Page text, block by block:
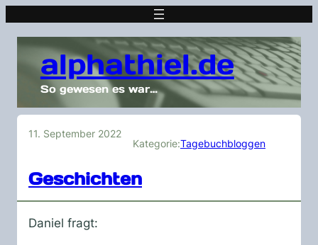
alphathiel.de
So gewesen es war…
11. September 2022
Kategorie:Tagebuchbloggen
Geschichten
Daniel fragt: